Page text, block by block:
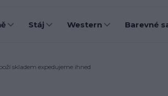
Stáj Western Barevné
skladem expedujeme ihned